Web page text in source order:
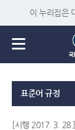
이 누리집은
표준어 규정
[시행 2017. 3.